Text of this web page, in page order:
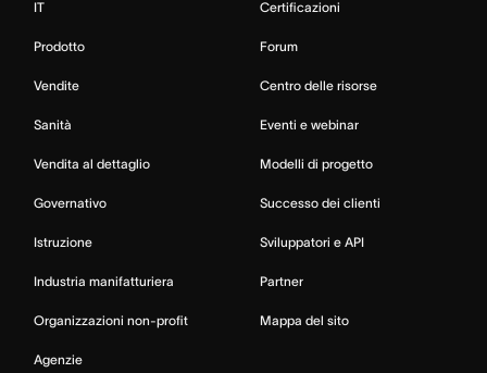
IT
Prodotto
Vendite
Sanità
Vendita al dettaglio
Governativo
Istruzione
Industria manifatturiera
Organizzazioni non-profit
Agenzie
Certificazioni
Forum
Centro delle risorse
Eventi e webinar
Modelli di progetto
Successo dei clienti
Sviluppatori e API
Partner
Mappa del sito